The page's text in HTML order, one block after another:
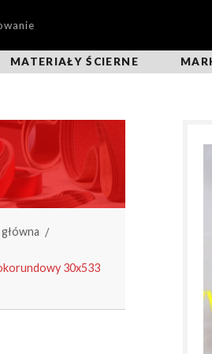
MATERIAŁY ŚCIERNE
30x533